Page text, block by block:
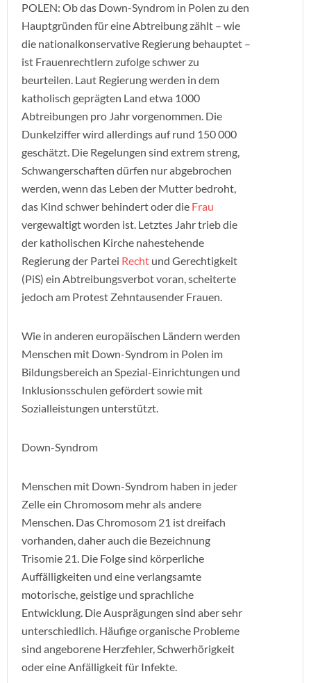
POLEN: Ob das Down-Syndrom in Polen zu den
Hauptgründen für eine Abtreibung zählt – wie
die nationalkonservative Regierung behauptet –
ist Frauenrechtlern zufolge schwer zu
beurteilen. Laut Regierung werden in dem
katholisch geprägten Land etwa 1000
Abtreibungen pro Jahr vorgenommen. Die
Dunkelziffer wird allerdings auf rund 150 000
geschätzt. Die Regelungen sind extrem streng,
Schwangerschaften dürfen nur abgebrochen
werden, wenn das Leben der Mutter bedroht,
das Kind schwer behindert oder die Frau
vergewaltigt worden ist. Letztes Jahr trieb die
der katholischen Kirche nahestehende
Regierung der Partei Recht und Gerechtigkeit
(PiS) ein Abtreibungsverbot voran, scheiterte
jedoch am Protest Zehntausender Frauen.
Wie in anderen europäischen Ländern werden
Menschen mit Down-Syndrom in Polen im
Bildungsbereich an Spezial-Einrichtungen und
Inklusionsschulen gefördert sowie mit
Sozialleistungen unterstützt.
Down-Syndrom
Menschen mit Down-Syndrom haben in jeder
Zelle ein Chromosom mehr als andere
Menschen. Das Chromosom 21 ist dreifach
vorhanden, daher auch die Bezeichnung
Trisomie 21. Die Folge sind körperliche
Auffälligkeiten und eine verlangsamte
motorische, geistige und sprachliche
Entwicklung. Die Ausprägungen sind aber sehr
unterschiedlich. Häufige organische Probleme
sind angeborene Herzfehler, Schwerhörigkeit
oder eine Anfälligkeit für Infekte.